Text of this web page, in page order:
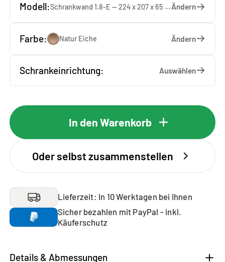
Modell: Schrankwand 1.8-E — 224 x 207 x 65 cmÄndern
Farbe: Natur Eiche Ändern
Schrankeinrichtung: Auswählen
In den Warenkorb
Oder selbst zusammenstellen
Lieferzeit: In 10 Werktagen bei Ihnen
Sicher bezahlen mit PayPal - inkl.
Käuferschutz
Details & Abmessungen